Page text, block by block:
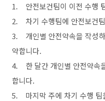
1. 안전보건팀이 이전 수행
2.
차기 수행팀에 안전보건
3.
개인별 안전약속을 작성
약합니다.
4.
한 달간 개인별 안전약속
합니다.
5.
마지막 주에 차기 수행 팀